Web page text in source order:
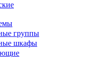
группы
шкафы